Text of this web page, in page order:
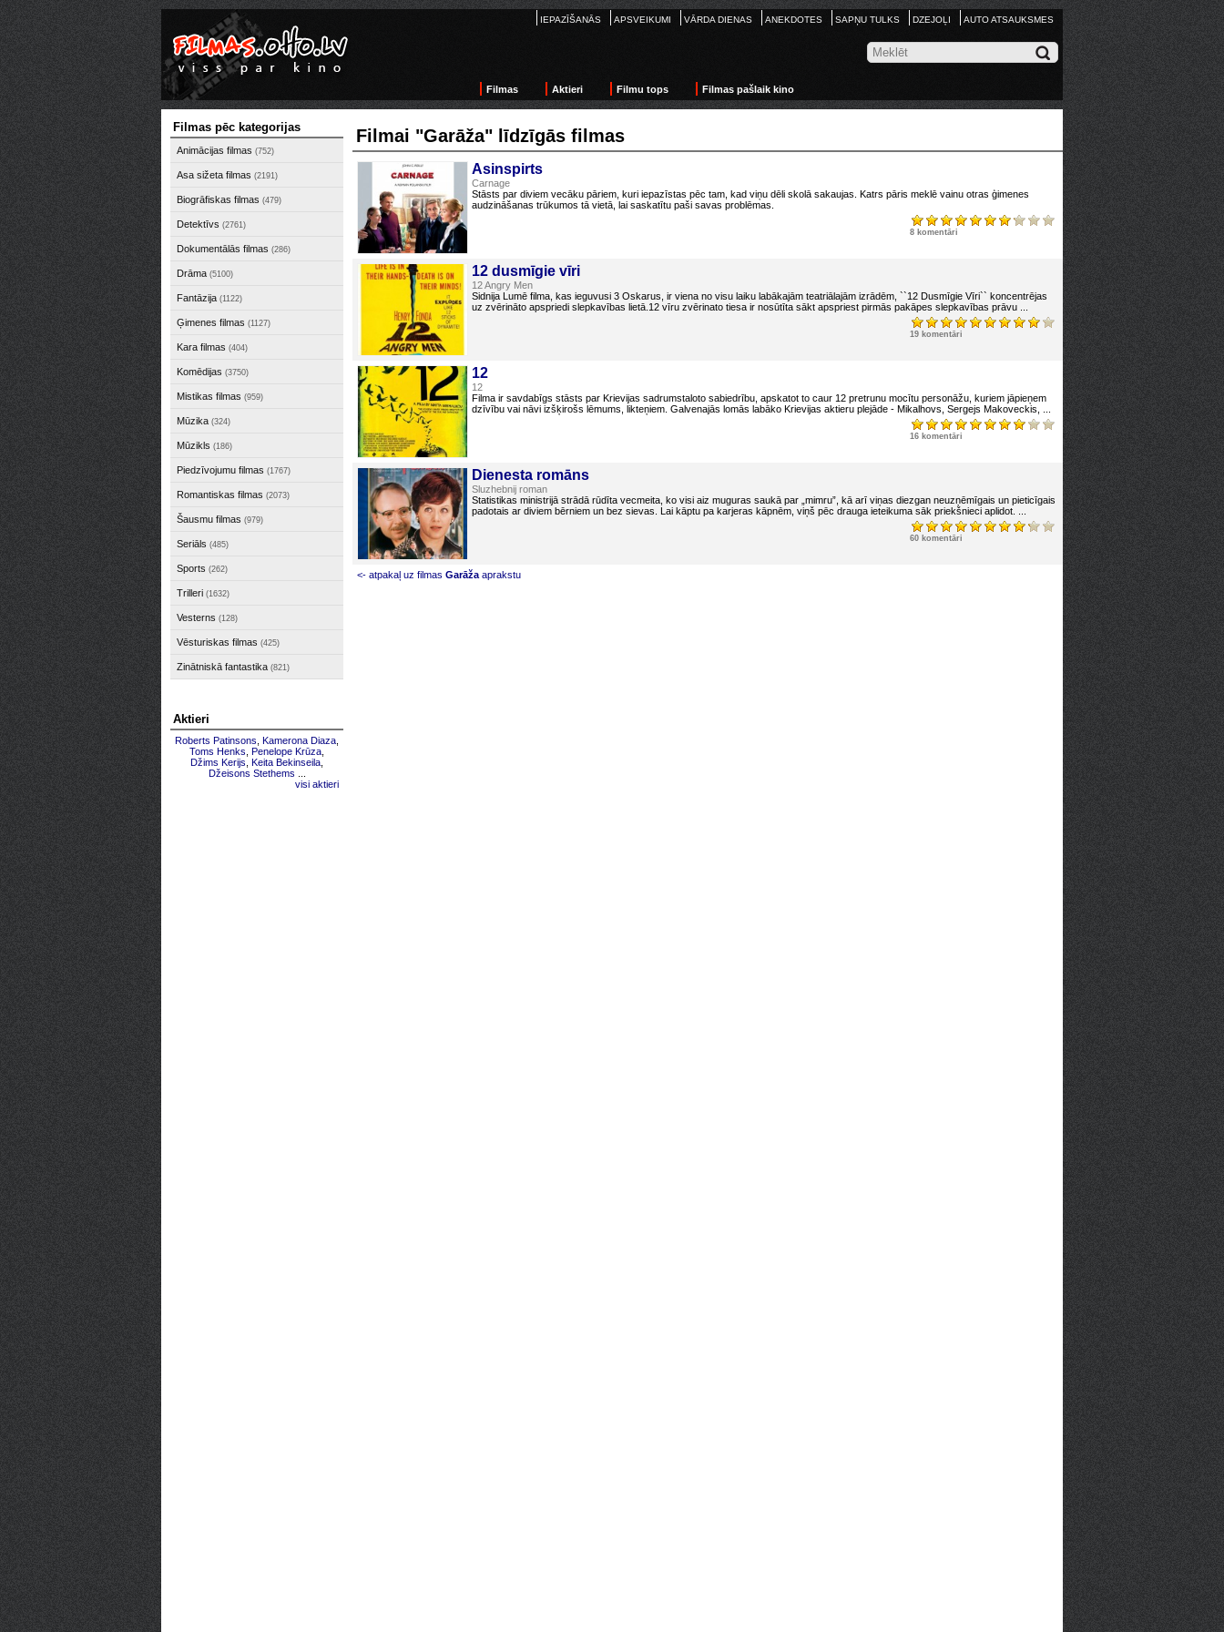
IEPAZĪŠANĀS APSVEIKUMI VĀRDA DIENAS ANEKDOTES SAPŅU TULKS DZEJOĻI AUTO ATSAUKSMES
Filmas Aktieri Filmu tops Filmas pašlaik kino
Filmas pēc kategorijas
Animācijas filmas (752)
Asa sižeta filmas (2191)
Biogrāfiskas filmas (479)
Detektīvs (2761)
Dokumentālās filmas (286)
Drāma (5100)
Fantāzija (1122)
Ģimenes filmas (1127)
Kara filmas (404)
Komēdijas (3750)
Mistikas filmas (959)
Mūzika (324)
Mūzikls (186)
Piedzīvojumu filmas (1767)
Romantiskas filmas (2073)
Šausmu filmas (979)
Seriāls (485)
Sports (262)
Trilleri (1632)
Vesterns (128)
Vēsturiskas filmas (425)
Zinātniskā fantastika (821)
Aktieri
Roberts Patinsons Kamerona Diaza
Toms Henks Penelope Krūza
Džims Kerijs Keita Bekinseila
Džeisons Stethems
visi aktieri
Filmai "Garāža" līdzīgās filmas
Asinspirts
Carnage
Stāsts par diviem vecāku pāriem, kuri iepazīstas pēc tam, kad viņu dēli skolā sakaujas. Katrs pāris meklē vainu otras ģimenes
audzināšanas trūkumos tā vietā, lai saskatītu paši savas problēmas.
8 komentāri
12 dusmīgie vīri
12 Angry Men
Sidnija Lumē filma, kas ieguvusi 3 Oskarus, ir viena no visu laiku labākajām teatriālajām izrādēm, ``12 Dusmīgie Vīri`` koncentrējas
uz zvērināto apspriedi slepkavības lietā.12 vīru zvērinato tiesa ir nosūtīta sākt apspriest pirmās pakāpes slepkavības prāvu ...
19 komentāri
12
12
Filma ir savdabīgs stāsts par Krievijas sadrumstaloto sabiedrību, apskatot to caur 12 pretrunu mocītu personāžu, kuriem jāpieņem
dzīvību vai nāvi izšķirošs lēmums, likteņiem. Galvenajās lomās labāko Krievijas aktieru plejāde - Mikalhovs, Sergejs Makoveckis, ...
16 komentāri
Dienesta romāns
Sluzhebnij roman
Statistikas ministrijā strādā rūdīta vecmeita, ko visi aiz muguras saukā par „mimru”, kā arī viņas diezgan neuzņēmīgais un pieticīgais
padotais ar diviem bērniem un bez sievas. Lai kāptu pa karjeras kāpnēm, viņš pēc drauga ieteikuma sāk priekšnieci aplidot. ...
60 komentāri
<- atpakaļ uz filmas Garāža aprakstu